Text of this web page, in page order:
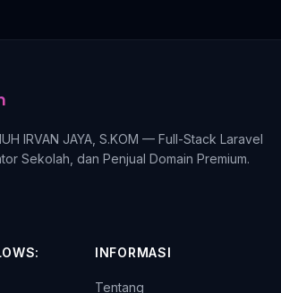
IRVAN JAYA, S.KOM — Full-Stack Laravel
Sekolah, dan Penjual Domain Premium.
INFORMASI
Tentang